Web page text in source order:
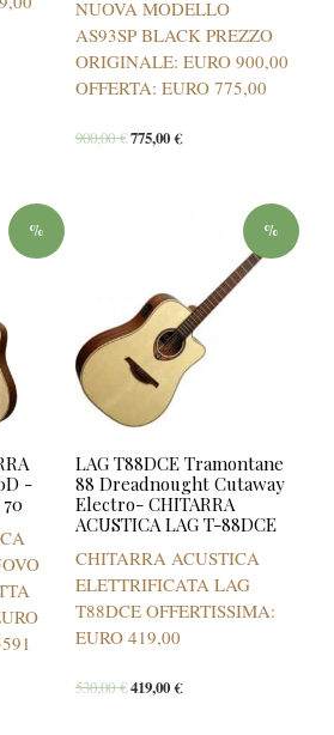
NUOVA MODELLO
AS93SP BLACK PREZZO
ORIGINALE: EURO 900,00
OFFERTA: EURO 775,00
900,00€775,00€
%
-
%
LAG T88DCE Tramontane
88 Dreadnought Cutaway
Electro- CHITARRA
ACUSTICA LAG T-88DCE
CHITARRA ACUSTICA
ELETTRIFICATA LAG
T88DCE OFFERTISSIMA:
EURO 419,00
530,00€419,00€